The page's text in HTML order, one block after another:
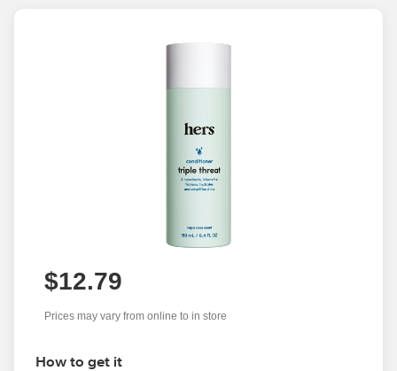
$12.79
Prices may vary from online to in store
How to get it